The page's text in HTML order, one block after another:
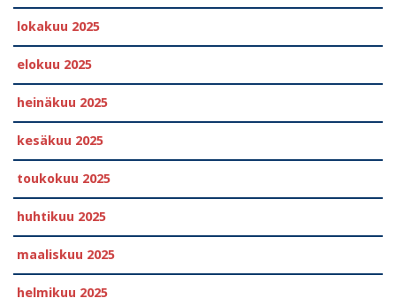
lokakuu 2025
elokuu 2025
heinäkuu 2025
kesäkuu 2025
toukokuu 2025
huhtikuu 2025
maaliskuu 2025
helmikuu 2025